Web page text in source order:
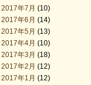
2017年7月 (10)
2017年6月 (14)
2017年5月 (13)
2017年4月 (10)
2017年3月 (18)
2017年2月 (12)
2017年1月 (12)